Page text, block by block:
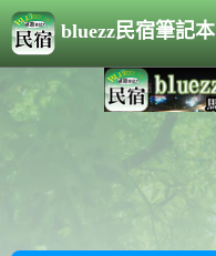
bluezz民宿筆記本